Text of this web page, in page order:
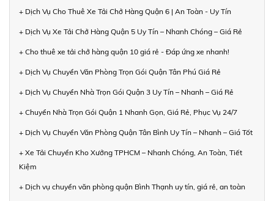
+ Dịch Vụ Cho Thuê Xe Tải Chở Hàng Quận 6 | An Toàn - Uy Tín
+ Dịch Vụ Xe Tải Chở Hàng Quận 5 Uy Tín – Nhanh Chóng – Giá Rẻ
+ Cho thuê xe tải chở hàng quận 10 giá rẻ - Đáp ứng xe nhanh!
+ Dịch Vụ Chuyển Văn Phòng Trọn Gói Quận Tân Phú Giá Rẻ
+ Dịch Vụ Chuyển Nhà Trọn Gói Quận 3 Uy Tín – Nhanh – Giá Rẻ
+ Chuyển Nhà Trọn Gói Quận 1 Nhanh Gọn, Giá Rẻ, Phục Vụ 24/7
+ Dịch Vụ Chuyển Văn Phòng Quận Tân Bình Uy Tín – Nhanh – Giá Tốt
+ Xe Tải Chuyển Kho Xưởng TPHCM – Nhanh Chóng, An Toàn, Tiết
Kiệm
+ Dịch vụ chuyển văn phòng quận Bình Thạnh uy tín, giá rẻ, an toàn